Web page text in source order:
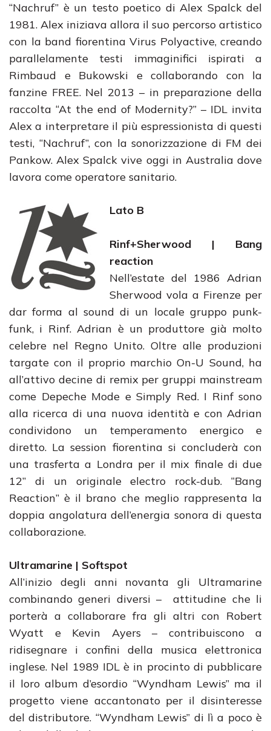
“Nachruf” è un testo poetico di Alex Spalck del
1981. Alex iniziava allora il suo percorso artistico
con la band fiorentina Virus Polyactive, creando
parallelamente testi immaginifici ispirati a
Rimbaud e Bukowski e collaborando con la
fanzine FREE. Nel 2013 – in preparazione della
raccolta “At the end of Modernity?” – IDL invita
Alex a interpretare il più espressionista di questi
testi, “Nachruf”, con la sonorizzazione di FM dei
Pankow. Alex Spalck vive oggi in Australia dove
lavora come operatore sanitario.
Lato B
Rinf+Sherwood | Bang
reaction
Nell’estate del 1986 Adrian
Sherwood vola a Firenze per
dar forma al sound di un locale gruppo punk-
funk, i Rinf. Adrian è un produttore già molto
celebre nel Regno Unito. Oltre alle produzioni
targate con il proprio marchio On-U Sound, ha
all’attivo decine di remix per gruppi mainstream
come Depeche Mode e Simply Red. I Rinf sono
alla ricerca di una nuova identità e con Adrian
condividono un temperamento energico e
diretto. La session fiorentina si concluderà con
una trasferta a Londra per il mix finale di due
12” di un originale electro rock-dub. “Bang
Reaction” è il brano che meglio rappresenta la
doppia angolatura dell’energia sonora di questa
collaborazione.
Ultramarine | Softspot
All’inizio degli anni novanta gli Ultramarine
combinando generi diversi – attitudine che li
porterà a collaborare fra gli altri con Robert
Wyatt e Kevin Ayers – contribuiscono a
ridisegnare i confini della musica elettronica
inglese. Nel 1989 IDL è in procinto di pubblicare
il loro album d’esordio “Wyndham Lewis” ma il
progetto viene accantonato per il disinteresse
del distributore. “Wyndham Lewis” di lì a poco è